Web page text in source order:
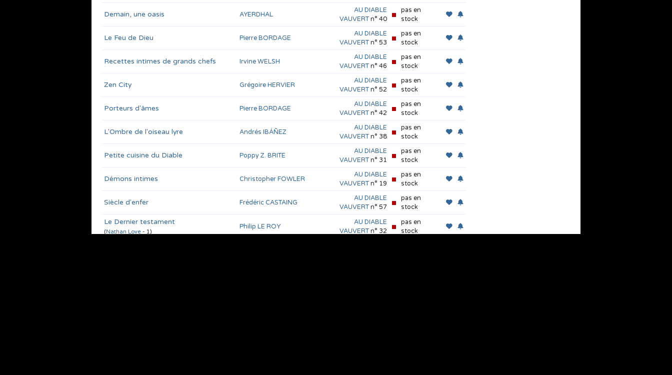
Demain, une oasis AYERDHAL
AU DIABLE
VAUVERTn° 40
pas en
stock
Le Feu de Dieu Pierre BORDAGE
AU DIABLE
VAUVERTn° 53
pas en
stock
Recettes intimes de grands chefs Irvine WELSH
AU DIABLE
VAUVERTn° 46
pas en
stock
Zen City Grégoire HERVIER
AU DIABLE
VAUVERTn° 52
pas en
stock
Porteurs d'âmes Pierre BORDAGE
AU DIABLE
VAUVERTn° 42
pas en
stock
L'Ombre de l'oiseau lyre Andrés IBÁÑEZ
AU DIABLE
VAUVERTn° 38
pas en
stock
Petite cuisine du Diable Poppy Z. BRITE
AU DIABLE
VAUVERTn° 31
pas en
stock
Démons intimes Christopher FOWLER
AU DIABLE
VAUVERTn° 19
pas en
stock
Siècle d'enfer Frédéric CASTAING
AU DIABLE
VAUVERTn° 57
pas en
stock
Le Dernier testament
(Nathan Love - 1)
Philip LE ROY
AU DIABLE
VAUVERTn° 32
pas en
stock